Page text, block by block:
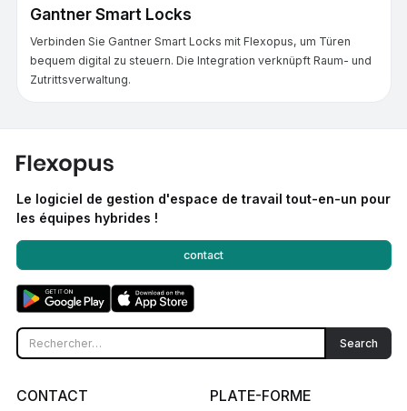
Gantner Smart Locks
Verbinden Sie Gantner Smart Locks mit Flexopus, um Türen
bequem digital zu steuern. Die Integration verknüpft Raum- und
Zutrittsverwaltung.
Le logiciel de gestion d'espace de travail tout-en-un pour
les équipes hybrides !
contact
CONTACT PLATE-FORME